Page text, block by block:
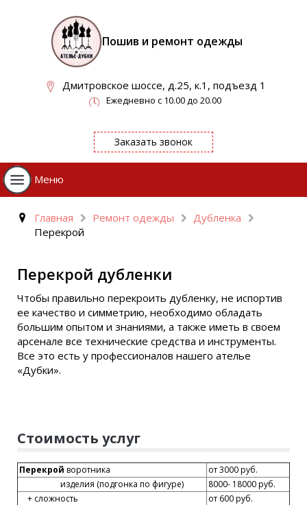
Пошив и ремонт одежды
Дмитровское шоссе, д.25, к.1, подъезд 1
Ежедневно с 10.00 до 20.00
Заказать звонок
Меню
Главная Ремонт одежды
Дубленка
Перекрой
Перекрой дубленки
Чтобы правильно перекроить дубленку, не испортив
ее качество и симметрию, необходимо обладать
большим опытом и знаниями, а также иметь в своем
арсенале все технические средства и инструменты.
Все это есть у профессионалов нашего ателье
«Дубки».
Стоимость услуг
Перекрой воротника
от 3000 руб.
изделия (подгонка по фигуре)
8000- 18000 руб.
+ сложность
от 600 руб.